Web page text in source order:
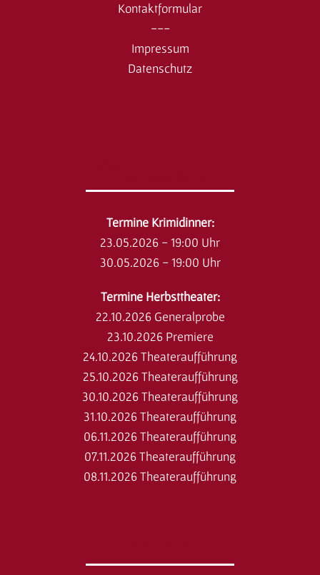
Kontaktformular
---
Impressum
Datenschutz
​Termine Krimidinner:
23.05.2026 - 19:00 Uhr
30.05.2026 - 19:00 Uhr
Termine Herbsttheater:
22.10.2026 Generalprobe
23.10.2026 Premiere
24.10.2026 Theateraufführung
25.10.2026 Theateraufführung
30.10.2026 Theateraufführung
31.10.2026 Theateraufführung
06.11.2026 Theateraufführung
07.11.2026 Theateraufführung
08.11.2026 Theateraufführung